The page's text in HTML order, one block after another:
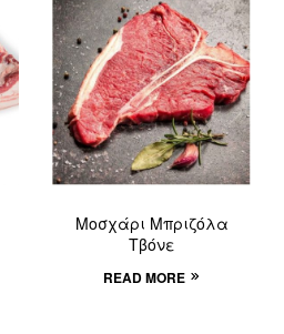
Μοσχάρι Μπριζόλα
Τβόνε
READ MORE